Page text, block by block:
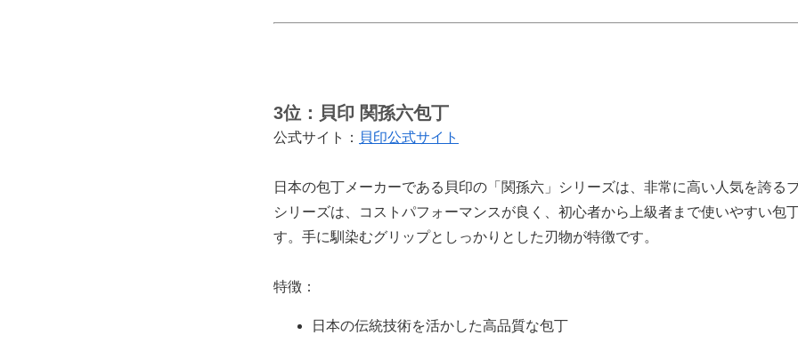
3位： 貝印 関孫六包丁
公式サイト： 貝印公式サイト
日本の包丁メーカーである貝印の「関孫六」シリーズは、非常に高い人気を誇る
シリーズは、コストパフォーマンスが良く、初心者から上級者まで使いやすい包
す。手に馴染むグリップとしっかりとした刃物が特徴です。
特徴：
日本の伝統技術を活かした高品質な包丁